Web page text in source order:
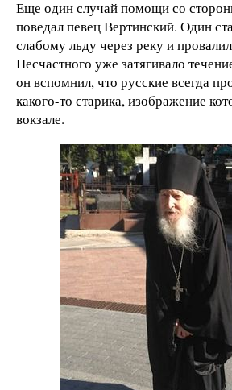
Еще один случай помощи со
поведал певец Вертинский. Один
слабому льду через реку и
Несчастного уже затягивало
он вспомнил, что русские всегда
какого-то старика, изображение
вокзале.